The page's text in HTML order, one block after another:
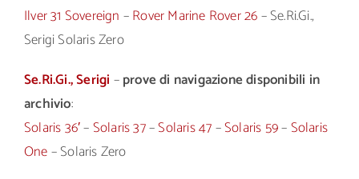
Ilver 31 Sovereign –Rover Marine Rover 26– Se.Ri.Gi.,
Serigi Solaris Zero
Se.Ri.Gi., Serigi –prove di navigazione disponibili in
archivio:
Solaris 36′–Solaris 37–Solaris 47–Solaris 59–Solaris
One– Solaris Zero